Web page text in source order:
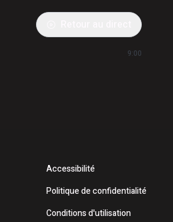
9:00
Accessibilité
Politique de confidentialité
Conditions d'utilisation